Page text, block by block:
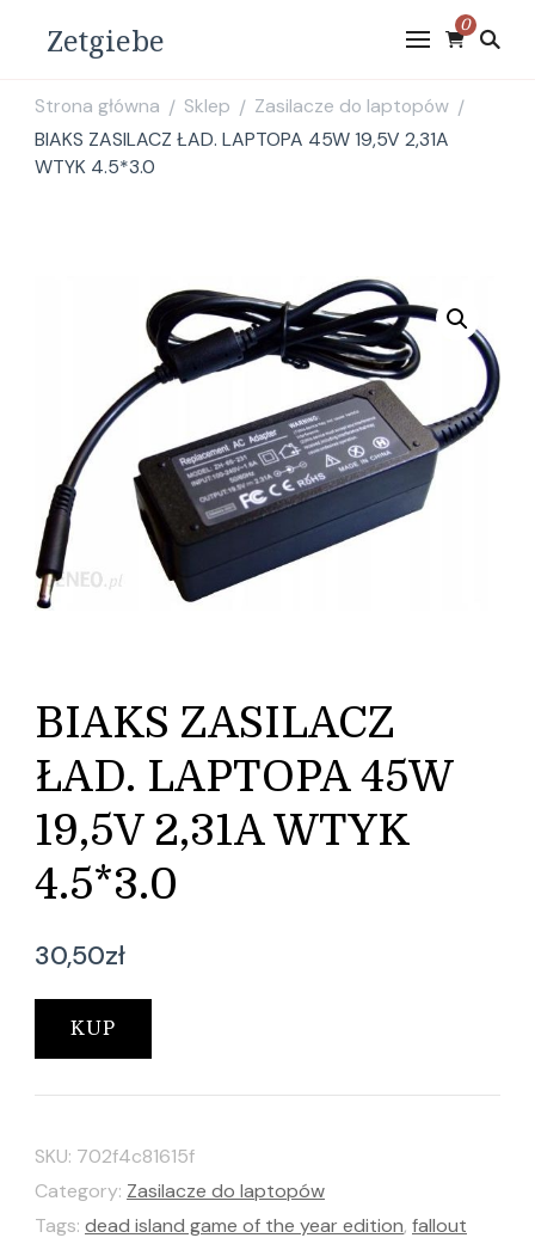
Zetgiebe 0
Strona główna / Sklep / Zasilacze do laptopów /
BIAKS ZASILACZ ŁAD. LAPTOPA 45W 19,5V 2,31A
WTYK 4.5*3.0
BIAKS ZASILACZ
ŁAD. LAPTOPA 45W
19,5V 2,31A WTYK
4.5*3.0
30,50zł
KUP
SKU: 702f4c81615f
Category: Zasilacze do laptopów
Tags: dead island game of the year edition, fallout